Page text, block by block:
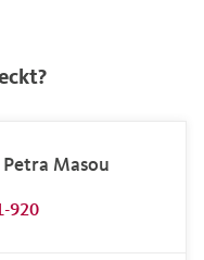
Masou
920